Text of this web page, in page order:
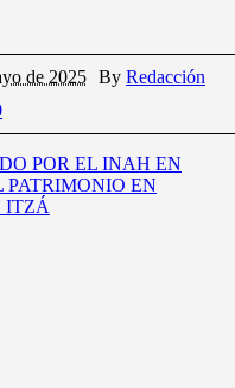
de 2025 By Redacción